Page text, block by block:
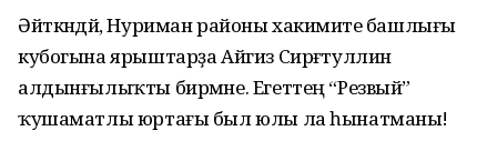
Әйткәндәй, Нуриман районы хакимиәте башлығы
кубогына ярыштарҙа Айгиз Сирғәтуллин
алдынғылыҡты бирмәне. Егеттең “Резвый”
ҡушаматлы юртағы был юлы ла һынатманы!